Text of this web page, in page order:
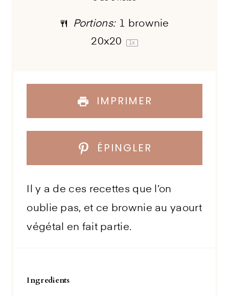
Portions: 1 brownie
20x20
1x
IMPRIMER
ÉPINGLER
Il y a de ces recettes que l’on
oublie pas, et ce brownie au yaourt
végétal en fait partie.
Ingredients